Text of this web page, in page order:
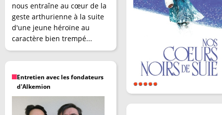
nous entraîne au cœur de la
geste arthurienne à la suite
d'une jeune héroïne au
caractère bien trempé...
Entretien avec les fondateurs
d'Alkemion